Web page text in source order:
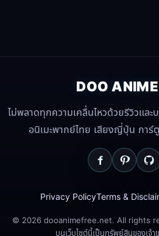
DOO ANIME
ไม่พลาดทุกความเคลื่นไหวด้วยรีวิวแล
อนิเมะพากย์ไทย เสียงญี่ปุ่น การ์
Privacy PolicyTerms &
© 2026 dooanimefree.net. All rights
บนเว็บไซต์นี้เป็นทรัพย์สินของเจ้